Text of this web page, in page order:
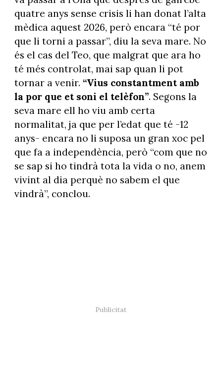
quatre anys sense crisis li han donat l’alta
mèdica aquest 2026, però encara “té por
que li torni a passar”, diu la seva mare. No
és el cas del Teo, que malgrat que ara ho
té més controlat, mai sap quan li pot
tornar a venir. “Vius constantment amb
la por que et soni el telèfon”. Segons la
seva mare ell ho viu amb certa
normalitat, ja que per l’edat que té -12
anys- encara no li suposa un gran xoc pel
que fa a independència, però “com que no
se sap si ho tindrà tota la vida o no, anem
vivint al dia perquè no sabem el que
vindrà”, conclou.